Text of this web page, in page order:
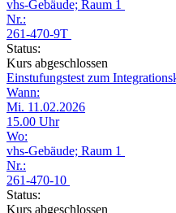
vhs-Gebäude; Raum 1
Nr.:
261-470-9T
Status:
Kurs abgeschlossen
Einstufungstest zum
Wann:
Mi. 11.02.2026
15.00 Uhr
Wo:
vhs-Gebäude; Raum 1
Nr.:
261-470-10
Status:
Kurs abgeschlossen